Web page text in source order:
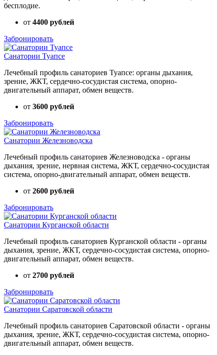
бесплодие.
от 4400 рублей
Забронировать
Санатории Туапсе
Лечебный профиль санаториев Туапсе: органы дыхания,
зрение, ЖКТ, сердечно-сосудистая система, опорно-
двигательный аппарат, обмен веществ.
от 3600 рублей
Забронировать
Санатории Железноводска
Лечебный профиль санаториев Железноводска - органы
дыхания, зрение, нервная система, ЖКТ, сердечно-сосудистая
система, опорно-двигательный аппарат, обмен веществ.
от 2600 рублей
Забронировать
Санатории Курганской области
Лечебный профиль санаториев Курганской области - органы
дыхания, зрение, ЖКТ, сердечно-сосудистая система, опорно-
двигательный аппарат, обмен веществ.
от 2700 рублей
Забронировать
Санатории Саратовской области
Лечебный профиль санаториев Саратовской области - органы
дыхания, зрение, ЖКТ, сердечно-сосудистая система, опорно-
двигательный аппарат, обмен веществ.